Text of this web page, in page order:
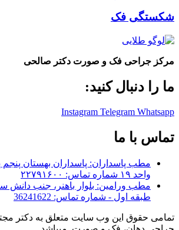
شکستگی فک
مرکز جراحی فک و صورت دکتر صالحی
ما را دنبال کنید:
Instagram Telegram Whatsapp
تماس با ما
واحد ۱۹ شماره تماس: ۲۲۷۹۱۶۰۰
مطب ورامین: بلوار باهنر، جنب دانش
طبقه اول - شماره تماس: 36241622
تمامی حقوق این وب سایت متعلق به دکتر